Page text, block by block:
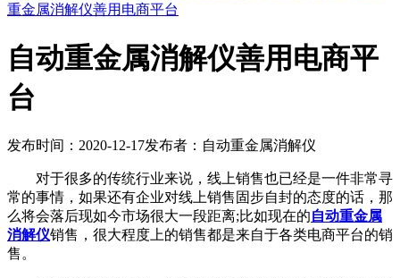
重金属消解仪善用电商平台
自动重金属消解仪善用电商平
台
发布时间：2020-12-17发布者：自动重金属消解仪
对于很多的传统行业来说，线上销售也已经是一件非常寻
常的事情，如果还有企业对线上销售固步自封的态度的话，那
么将会落后现如今市场很大一段距离;比如现在的自动重金属
消解仪销售，很大程度上的销售都是来自于各类电商平台的销
售。